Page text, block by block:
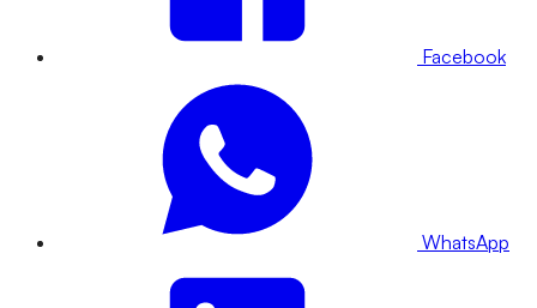
Facebook
WhatsApp